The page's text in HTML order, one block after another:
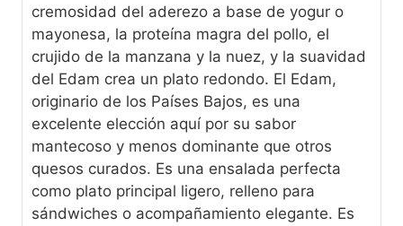
cremosidad del aderezo a base de yogur o
mayonesa, la proteína magra del pollo, el
crujido de la manzana y la nuez, y la suavidad
del Edam crea un plato redondo. El Edam,
originario de los Países Bajos, es una
excelente elección aquí por su sabor
mantecoso y menos dominante que otros
quesos curados. Es una ensalada perfecta
como plato principal ligero, relleno para
sándwiches o acompañamiento elegante. Es